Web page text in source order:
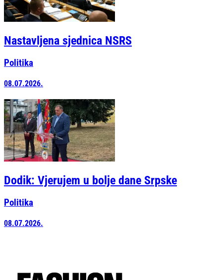
Nastavljena sjednica NSRS
Politika
08.07.2026.
Dodik: Vjerujem u bolje dane Srpske
Politika
08.07.2026.